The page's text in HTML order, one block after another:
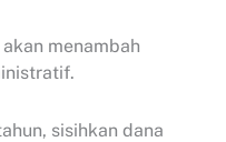
menambah
sisihkan dana